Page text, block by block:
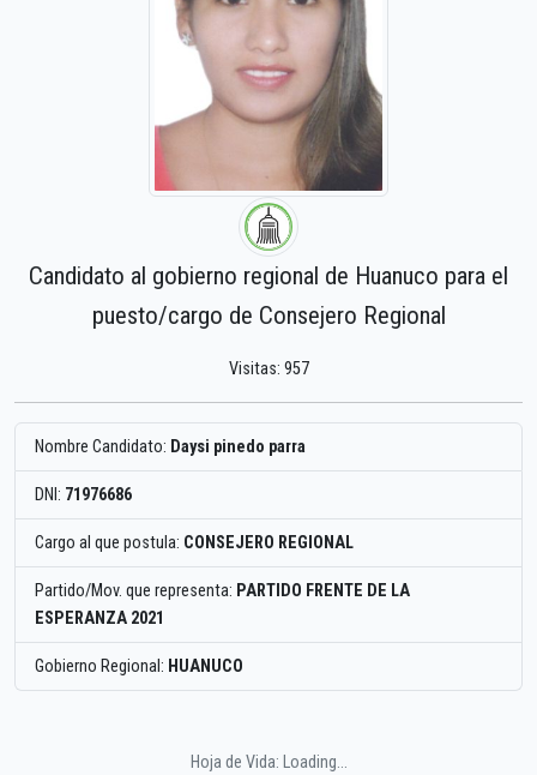
Candidato al gobierno regional de Huanuco para el
puesto/cargo de Consejero Regional
Visitas: 957
Nombre Candidato: Daysi pinedo parra
DNI: 71976686
Cargo al que postula: CONSEJERO REGIONAL
Partido/Mov. que representa: PARTIDO FRENTE DE LA
ESPERANZA 2021
Gobierno Regional: HUANUCO
Hoja de Vida: Loading...